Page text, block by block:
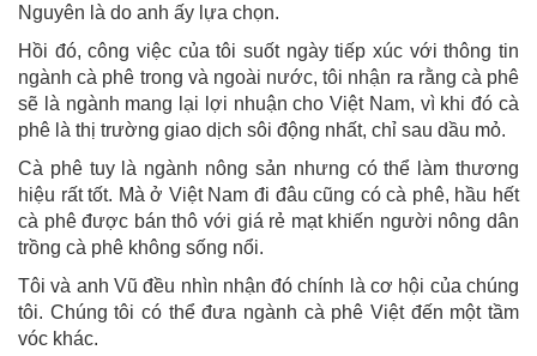
Nguyên là do anh ấy lựa chọn.
Hồi đó, công việc của tôi suốt ngày tiếp xúc với thông tin
ngành cà phê trong và ngoài nước, tôi nhận ra rằng cà phê
sẽ là ngành mang lại lợi nhuận cho Việt Nam, vì khi đó cà
phê là thị trường giao dịch sôi động nhất, chỉ sau dầu mỏ.
Cà phê tuy là ngành nông sản nhưng có thể làm thương
hiệu rất tốt. Mà ở Việt Nam đi đâu cũng có cà phê, hầu hết
cà phê được bán thô với giá rẻ mạt khiến người nông dân
trồng cà phê không sống nổi.
Tôi và anh Vũ đều nhìn nhận đó chính là cơ hội của chúng
tôi. Chúng tôi có thể đưa ngành cà phê Việt đến một tầm
vóc khác.